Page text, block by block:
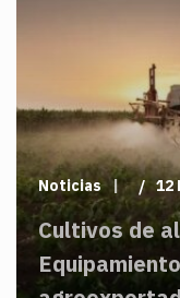
Noticias 12
Cultivos de